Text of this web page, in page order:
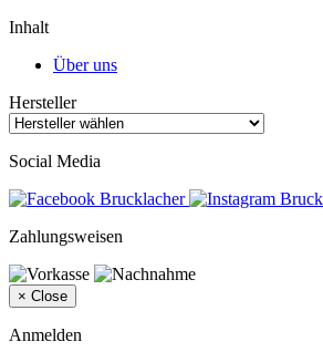
Inhalt
Über uns
Hersteller
Social Media
Zahlungsweisen
× Close
Anmelden